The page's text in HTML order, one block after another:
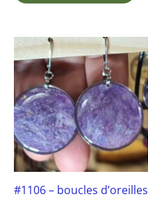
#1106 – boucles d’oreilles